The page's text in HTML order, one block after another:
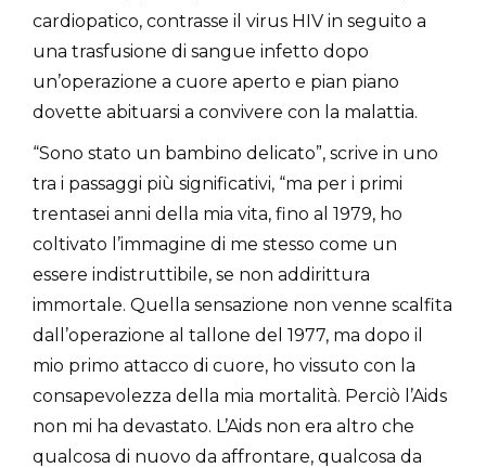
cardiopatico, contrasse il virus HIV in seguito a
una trasfusione di sangue infetto dopo
un’operazione a cuore aperto e pian piano
dovette abituarsi a convivere con la malattia.
“Sono stato un bambino delicato”, scrive in uno
tra i passaggi più significativi, “ma per i primi
trentasei anni della mia vita, fino al 1979, ho
coltivato l’immagine di me stesso come un
essere indistruttibile, se non addirittura
immortale. Quella sensazione non venne scalfita
dall’operazione al tallone del 1977, ma dopo il
mio primo attacco di cuore, ho vissuto con la
consapevolezza della mia mortalità. Perciò l’Aids
non mi ha devastato. L’Aids non era altro che
qualcosa di nuovo da affrontare, qualcosa da